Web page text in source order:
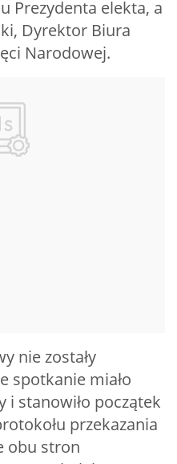
Prezydenta elekta, a
Dyrektor Biura
Narodowej.
nie zostały
spotkanie miało
i stanowiło początek
przekazania
obu stron